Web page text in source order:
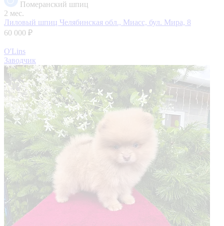
Померанский шпиц
2 мес.
Лиловый шпиц Челябинская обл., Миасс, бул. Мира, 8
60 000 ₽
O'Lins
Заводчик